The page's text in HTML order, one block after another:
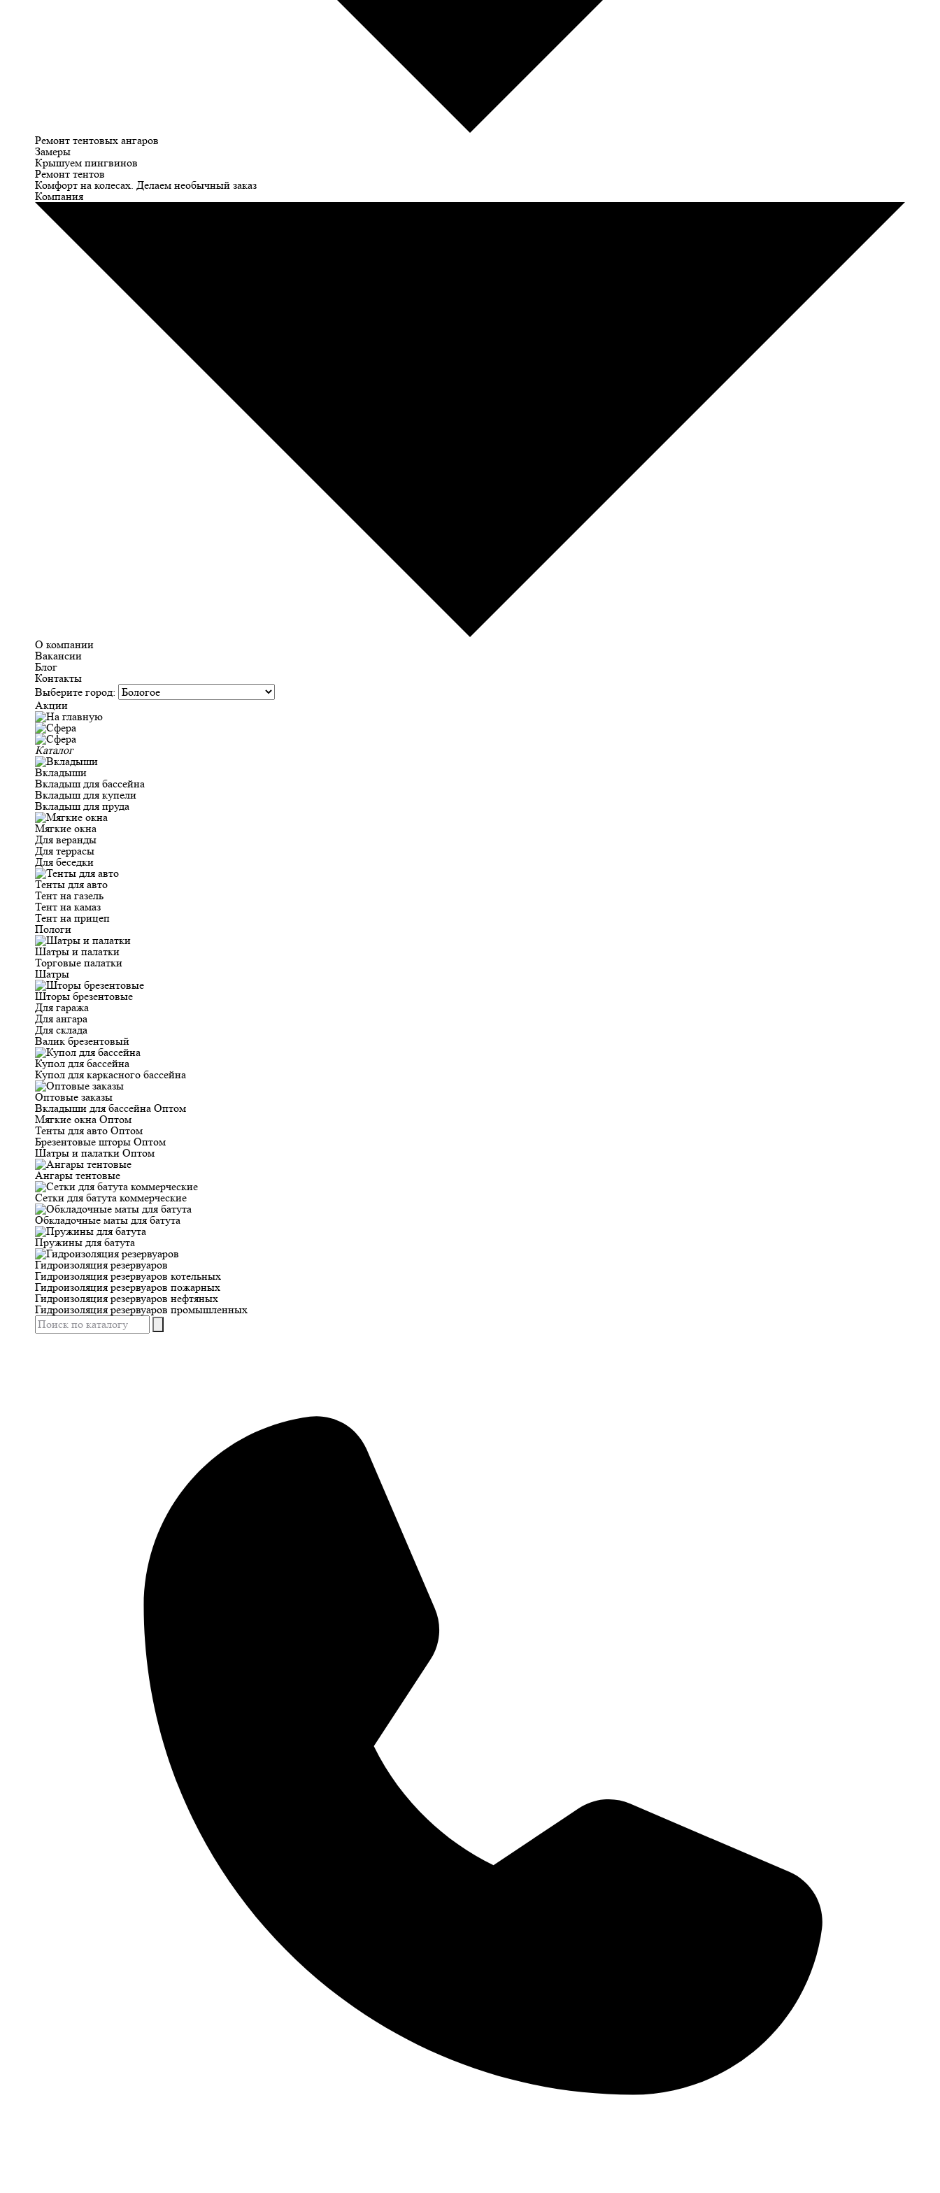
Ремонт тентовых ангаров
Замеры
Крышуем пингвинов
Ремонт тентов
Комфорт на колесах. Делаем необычный заказ
Компания
О компании
Вакансии
Блог
Контакты
Выберите город:
Акции
Каталог
Вкладыши
Вкладыш для бассейна
Вкладыш для купели
Вкладыш для пруда
Мягкие окна
Для веранды
Для террасы
Для беседки
Тенты для авто
Тент на газель
Тент на камаз
Тент на прицеп
Пологи
Шатры и палатки
Торговые палатки
Шатры
Шторы брезентовые
Для гаража
Для ангара
Для склада
Валик брезентовый
Купол для бассейна
Купол для каркасного бассейна
Оптовые заказы
Вкладыши для бассейна Оптом
Мягкие окна Оптом
Тенты для авто Оптом
Брезентовые шторы Оптом
Шатры и палатки Оптом
Ангары тентовые
Сетки для батута коммерческие
Обкладочные маты для батута
Пружины для батута
Гидроизоляция резервуаров
Гидроизоляция резервуаров котельных
Гидроизоляция резервуаров пожарных
Гидроизоляция резервуаров нефтяных
Гидроизоляция резервуаров промышленных